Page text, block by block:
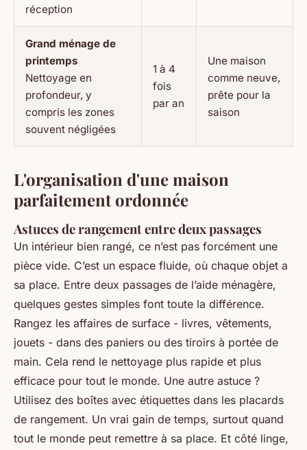
réception
Grand ménage de
printemps
Nettoyage en
profondeur, y
compris les zones
souvent négligées
1 à 4
fois
par an
Une maison
comme neuve,
prête pour la
saison
L'organisation d'une maison
parfaitement ordonnée
Astuces de rangement entre deux passages
Un intérieur bien rangé, ce n’est pas forcément une
pièce vide. C’est un espace fluide, où chaque objet a
sa place. Entre deux passages de l’aide ménagère,
quelques gestes simples font toute la différence.
Rangez les affaires de surface - livres, vêtements,
jouets - dans des paniers ou des tiroirs à portée de
main. Cela rend le nettoyage plus rapide et plus
efficace pour tout le monde. Une autre astuce ?
Utilisez des boîtes avec étiquettes dans les placards
de rangement. Un vrai gain de temps, surtout quand
tout le monde peut remettre à sa place. Et côté linge,